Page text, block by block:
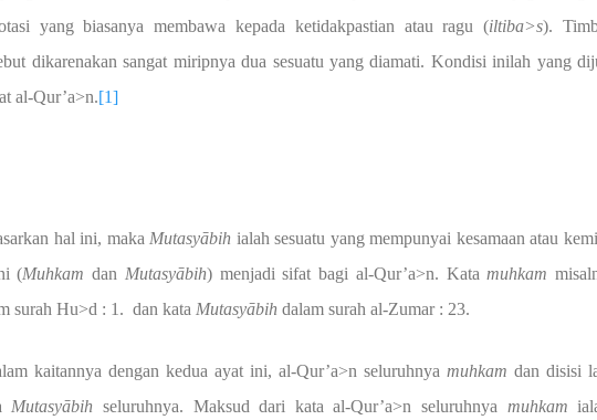
yang biasanya membawa kepada ketidakpastian atau ragu (iltiba>s).
dikarenakan sangat miripnya dua sesuatu yang diamati. Kondisi inilah yang
al-Qur’a>n.[1]
hal ini, maka Mutasyābih ialah sesuatu yang mempunyai kesamaan atau
(Muhkam dan Mutasyābih) menjadi sifat bagi al-Qur’a>n. Katamuhkam
surah Hu>d : 1. dan kata Mutasyābih dalam surah al-Zumar : 23.
kaitannya dengan kedua ayat ini, al-Qur’a>n seluruhnya muhkam dan disisi
Mutasyābih seluruhnya. Maksud dari kata al-Qur’a>n seluruhnya muhkam